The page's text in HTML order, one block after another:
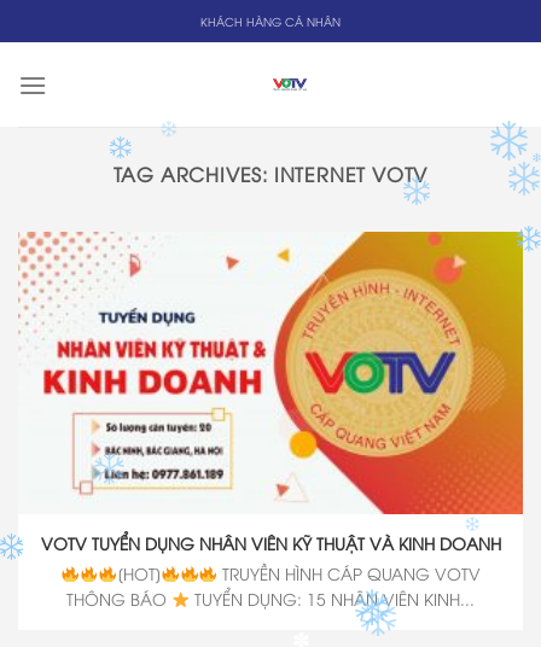
to
content
KHÁCH HÀNG CÁ NHÂN
TAG ARCHIVES: INTERNET VOTV
VOTV TUYỂN DỤNG NHÂN VIÊN KỸ THUẬT VÀ KINH DOANH
[HOT]
TRUYỀN HÌNH CÁP QUANG VOTV
THÔNG BÁO
TUYỂN DỤNG: 15 NHÂN VIÊN KINH...✽